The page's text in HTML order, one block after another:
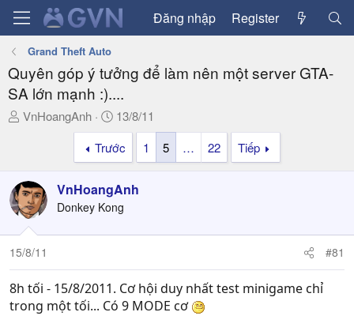
Đăng nhập Register
Grand Theft Auto
Quyên góp ý tưởng để làm nên một server GTA-
SA lớn mạnh :)....
T
a
d
s
t
a
e
r
VnHoangAnh
N
g
à
y
g
ử
i
13/8/11
Trước
1 5 … 22 Tiếp
VnHoangAnh
Donkey Kong
15/8/11 #81
8h tối - 15/8/2011. Cơ hội duy nhất test minigame chỉ
trong một tối... Có 9 MODE cơ